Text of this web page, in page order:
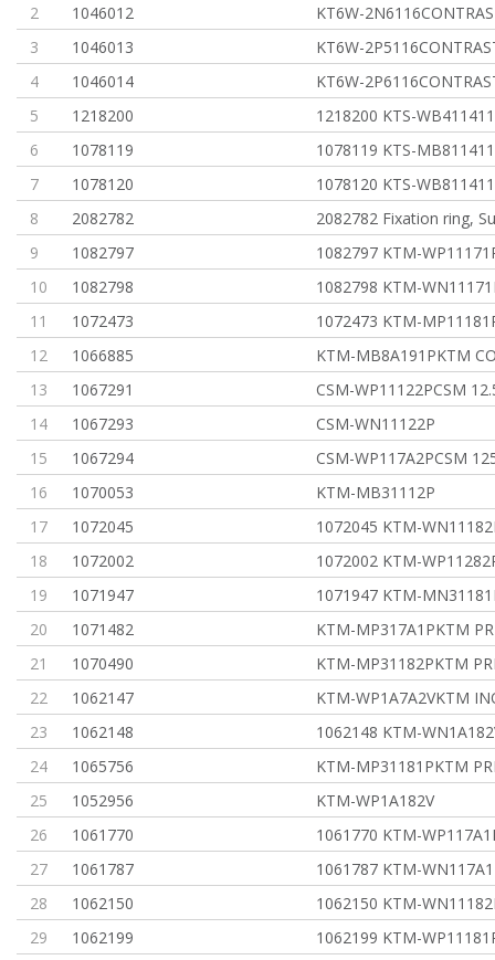
2
1046012
KT6W-
3
1046013
KT6W-
4
1046014
KT6W-
5
1218200
1218200 KTS-
6
1078119
1078119 KTS-
7
1078120
1078120 KTS-
8
2082782
2082782 Fixation ring,
9
1082797
1082797 KTM-
10
1082798
1082798 KTM-
11
1072473
1072473 KTM-
12
1066885
KTM-MB8A191PKTM
13
1067291
CSM-WP11122PCSM
14
1067293
CSM-WN11122P
15
1067294
CSM-WP117A2PCSM
16
1070053
KTM-MB31112P
17
1072045
1072045 KTM-
18
1072002
1072002 KTM-
19
1071947
1071947 KTM-
20
1071482
KTM-MP317A1PKTM
21
1070490
KTM-MP31182PKTM
22
1062147
KTM-WP1A7A2VKTM
23
1062148
1062148 KTM-
24
1065756
KTM-MP31181PKTM
25
1052956
KTM-WP1A182V
26
1061770
1061770 KTM-
27
1061787
1061787 KTM-
28
1062150
1062150 KTM-
29
1062199
1062199 KTM-